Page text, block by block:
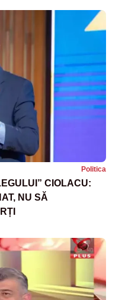
Politica
CIOLACU:
NU SĂ